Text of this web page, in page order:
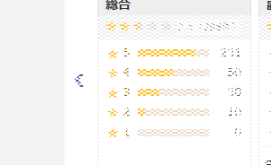
重要な基
＜効能共通
8.1
骨髄
があるの
患者の状
が多いの